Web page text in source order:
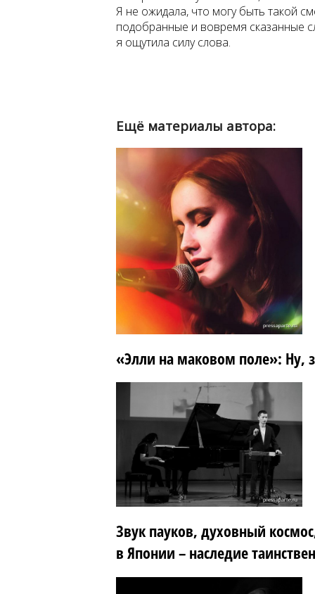
Я не ожидала, что могу быть такой
подобранные и вовремя сказанные
я ощутила силу слова.
Ещё материалы автора:
«Элли на маковом поле»: Ну,
Звук пауков, духовный
в Японии – наследие